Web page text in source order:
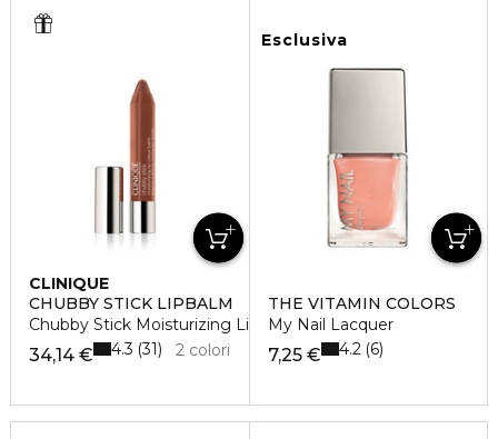
CLINIQUE
CHUBBY STICK LIPBALM
Chubby Stick Moisturizing Lip Balm
34,14 € 2 colori
4.3 31
Esclusiva
THE VITAMIN COLORS
My Nail Lacquer
7,25 € 4.2 6